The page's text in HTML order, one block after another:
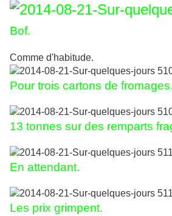
Bof.
Comme d'habitude.
Pour trois cartons de fromages.
13 tonnes sur des remparts
En attendant.
Les prix grimpent.